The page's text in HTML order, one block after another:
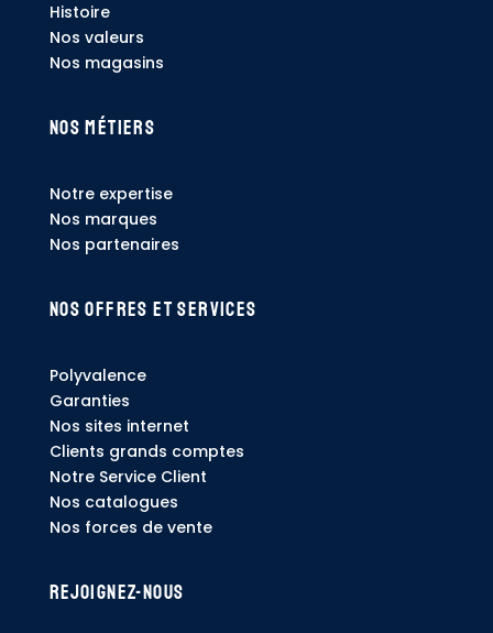
Histoire
Nos valeurs
Nos magasins
Nos métiers
Notre expertise
Nos marques
Nos partenaires
Nos offres et services
Polyvalence
Garanties
Nos sites internet
Clients grands comptes
Notre Service Client
Nos catalogues
Nos forces de vente
Rejoignez-nous